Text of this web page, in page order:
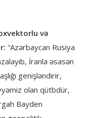
və
“Azərbaycan Rusiya
İranla əsasən
genişləndirir,
olan qütbdür,
Bayden